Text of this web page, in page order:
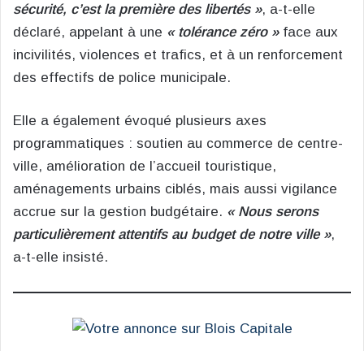
sécurité, c’est la première des libertés », a-t-elle
déclaré, appelant à une « tolérance zéro »face aux
incivilités, violences et trafics, et à un renforcement
des effectifs de police municipale.
Elle a également évoqué plusieurs axes
programmatiques : soutien au commerce de centre-
ville, amélioration de l’accueil touristique,
aménagements urbains ciblés, mais aussi vigilance
accrue sur la gestion budgétaire. « Nous serons
particulièrement attentifs au budget de notre ville »,
a-t-elle insisté.